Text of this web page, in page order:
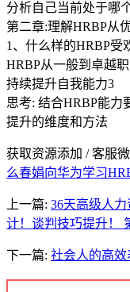
分析自己当前处于哪
第二章:理解HRBP从
1、什么样的HRBP受
HRBP从一般到卓越职
持续提升自我能力3
思考: 结合HRBP能力
提升的维度和方法
获取资源添加 / 客服
么春娟向华为学习
上一篇: 36天高级人
计！谈判技巧提升！
下一篇: 社会人的高效